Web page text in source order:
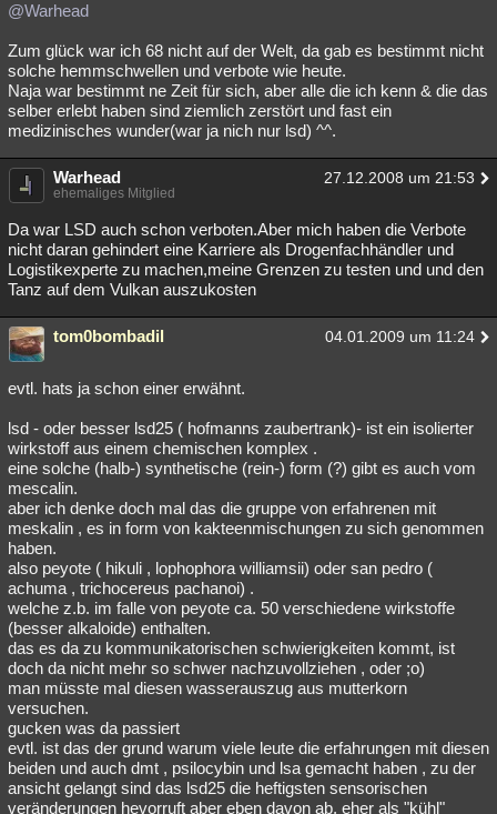
@Warhead
Zum glück war ich 68 nicht auf der Welt, da gab es bestimmt nicht
solche hemmschwellen und verbote wie heute.
Naja war bestimmt ne Zeit für sich, aber alle die ich kenn & die das
selber erlebt haben sind ziemlich zerstört und fast ein
medizinisches wunder(war ja nich nur lsd) ^^.
Warhead 27.12.2008 um 21:53
ehemaliges Mitglied
Da war LSD auch schon verboten.Aber mich haben die Verbote
nicht daran gehindert eine Karriere als Drogenfachhändler und
Logistikexperte zu machen,meine Grenzen zu testen und und den
Tanz auf dem Vulkan auszukosten
tom0bombadil 04.01.2009 um 11:24
evtl. hats ja schon einer erwähnt.
lsd - oder besser lsd25 ( hofmanns zaubertrank)- ist ein isolierter
wirkstoff aus einem chemischen komplex .
eine solche (halb-) synthetische (rein-) form (?) gibt es auch vom
mescalin.
aber ich denke doch mal das die gruppe von erfahrenen mit
meskalin , es in form von kakteenmischungen zu sich genommen
haben.
also peyote ( hikuli , lophophora williamsii) oder san pedro (
achuma , trichocereus pachanoi) .
welche z.b. im falle von peyote ca. 50 verschiedene wirkstoffe
(besser alkaloide) enthalten.
das es da zu kommunikatorischen schwierigkeiten kommt, ist
doch da nicht mehr so schwer nachzuvollziehen , oder ;o)
man müsste mal diesen wasserauszug aus mutterkorn
versuchen.
gucken was da passiert
evtl. ist das der grund warum viele leute die erfahrungen mit diesen
beiden und auch dmt , psilocybin und lsa gemacht haben , zu der
ansicht gelangt sind das lsd25 die heftigsten sensorischen
veränderungen hevorruft aber eben davon ab, eher als "kühl"